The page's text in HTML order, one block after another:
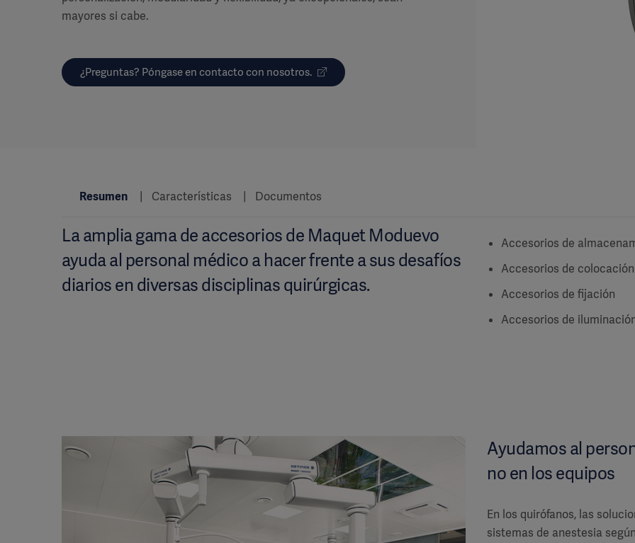
mayores si cabe.
¿Preguntas? Póngase en contacto con nosotros.
Resumen Características Documentos
La amplia gama de accesorios de Maquet Moduevo
ayuda al personal médico a hacer frente a sus desafíos
diarios en diversas disciplinas quirúrgicas.
Accesorios de
Accesorios de colocación
Accesorios de fijación
Accesorios de
Ayudamos al
no en los equipos
En los quirófanos, las
sistemas de anestesia